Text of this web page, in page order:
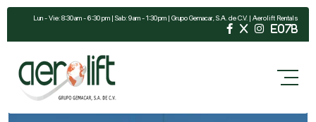
Lun - Vie: 8:30 am - 6:30 pm | Sab: 9 am - 1:30 pm | Grupo Gemacar, S.A. de C.V. | Aerolift Rentals